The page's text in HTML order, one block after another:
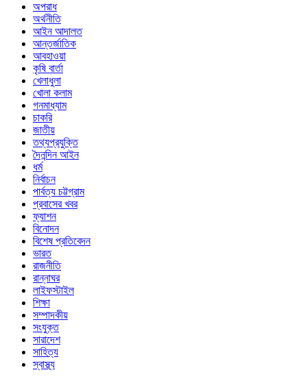
অপরাধ
অর্থনীতি
আইন আদালত
আন্তর্জাতিক
আবহাওয়া
কৃষি বার্তা
খেলাধুলা
খোলা কলাম
গনমাধ্যাম
চাকরি
জাতীয়
তথ্যপ্রযুক্তি
দৈনন্দিন আইন
ধর্ম
নির্বাচন
পার্বত্য চট্টগ্রাম
প্রবাসের খবর
ফ্যাশন
বিনোদন
বিশেষ প্রতিবেদন
ভারত
রাজনীতি
রান্নাঘর
লাইফস্টাইল
শিক্ষা
সম্পাদকীয়
সংযুক্ত
সারাদেশ
সাহিত্য
স্বাস্থ্য